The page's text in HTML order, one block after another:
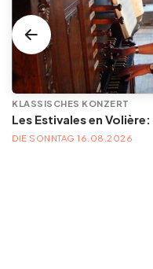
KLASSISCHES KONZERT
DIE SONNTAG 16.08.2026